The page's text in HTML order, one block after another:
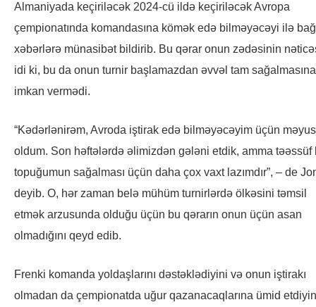
Almaniyada keçiriləcək 2024-cü ildə keçiriləcək Avropa
çempionatında komandasına kömək edə bilməyəcəyi ilə
xəbərlərə münasibət bildirib. Bu qərar onun zədəsinin
idi ki, bu da onun turnir başlamazdan əvvəl tam sağalmasına
imkan vermədi.
“Kədərlənirəm, Avroda iştirak edə bilməyəcəyim üçün məyus
oldum. Son həftələrdə əlimizdən gələni etdik, amma təəssüf
topuğumun sağalması üçün daha çox vaxt lazımdır”, – de
deyib. O, hər zaman belə mühüm turnirlərdə ölkəsini təmsil
etmək arzusunda olduğu üçün bu qərarın onun üçün asan
olmadığını qeyd edib.
Frenki komanda yoldaşlarını dəstəklədiyini və onun iştirakı
olmadan da çempionatda uğur qazanacaqlarına ümid